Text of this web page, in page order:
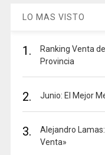
LO MAS VISTO
1.
Ranking Venta
Provincia
2. Junio: El Mejor
3.
Alejandro
Venta»